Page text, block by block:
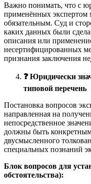
Важно понимать, что с
применённых экспертом
обязательным. Суд и
каких данных были
описания или
несертифицированных
признания заключения
❓Юридически
типовой перечень
Постановка вопросов
направленная на
непосредственное
должны быть
двусмысленного
специальных познаний
Блок вопросов для
обстоятельства):